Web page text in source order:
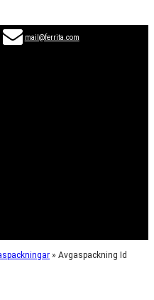
mail@ferrita.com
» Avgaspackning Id